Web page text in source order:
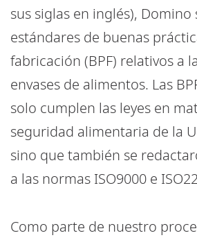
sus siglas en inglés), Domino
estándares de buenas
fabricación (BPF) relativos a
envases de alimentos. Las
solo cumplen las leyes en
seguridad alimentaria de la
sino que también se
a las normas ISO9000 e
Como parte de nuestro